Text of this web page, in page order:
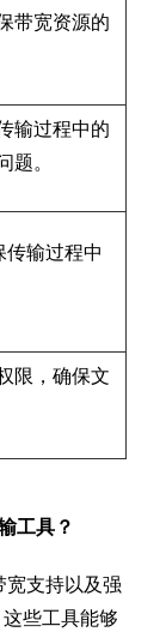
带宽资源的
输过程中的
题。
传输过程中
限，确保文
工具？
宽支持以及强
些工具能够